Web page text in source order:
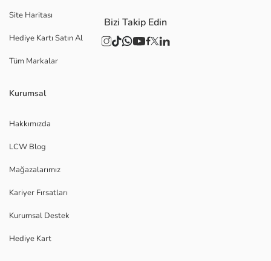
Site Haritası
Hediye Kartı Satın Al
Tüm Markalar
Kurumsal
Hakkımızda
LCW Blog
Mağazalarımız
Kariyer Fırsatları
Kurumsal Destek
Hediye Kart
Bizi Takip Edin